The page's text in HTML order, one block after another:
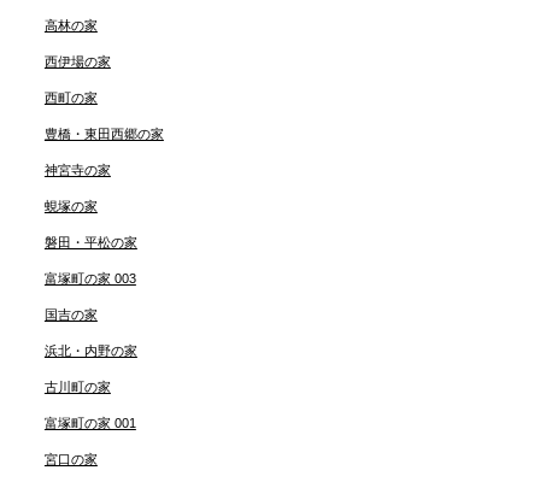
高林の家
西伊場の家
西町の家
豊橋・東田西郷の家
神宮寺の家
蜆塚の家
磐田・平松の家
富塚町の家 003
国吉の家
浜北・内野の家
古川町の家
富塚町の家 001
宮口の家